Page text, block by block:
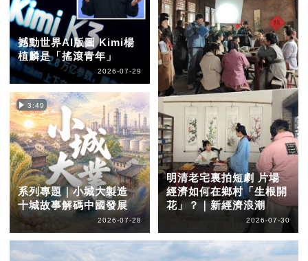
撼動世界AI版圖 Kimi楊
植麟是「搖滾青年」
2026-07-29
3:49
系列專題｜小城大製造
十城故事解碼中國發展
2026-07-28
明清老宅裏拍短劇 片場
經濟如何在鄉村「生根開
花」？｜新經濟浪潮
2026-07-30